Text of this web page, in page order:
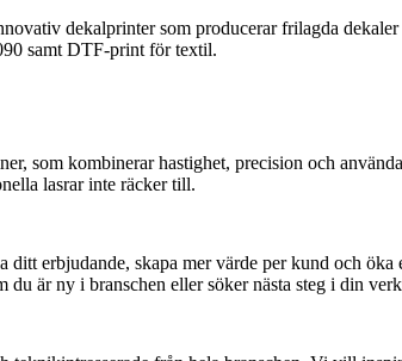
dekalprinter som producerar frilagda
samt DTF-print för textil.
som kombinerar hastighet, precision och
lasrar inte räcker till.
erbjudande, skapa mer värde per kund och
är ny i branschen eller söker nästa steg i din